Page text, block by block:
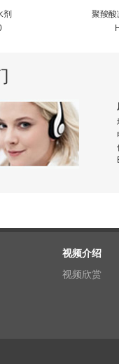
剂
聚羧酸
视频介绍
视频欣赏